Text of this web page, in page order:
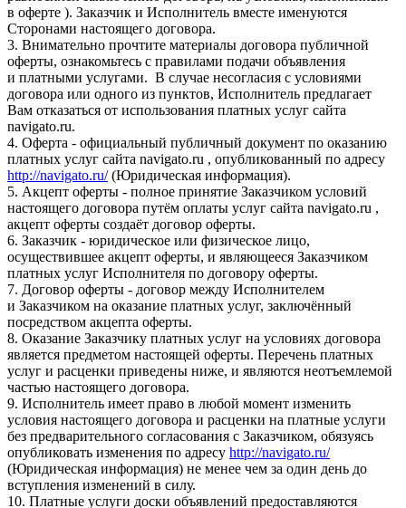
в оферте ). Заказчик и Исполнитель вместе именуются
Сторонами настоящего договора.
3. Внимательно прочтите материалы договора публичной
оферты, ознакомьтесь с правилами подачи объявления
и платными услугами. В случае несогласия с условиями
договора или одного из пунктов, Исполнитель предлагает
Вам отказаться от использования платных услуг сайта
navigato.ru.
4. Оферта - официальный публичный документ по оказанию
платных услуг сайта navigato.ru , опубликованный по адресу
http://navigato.ru/(Юридическая информация).
5. Акцепт оферты - полное принятие Заказчиком условий
настоящего договора путём оплаты услуг сайта navigato.ru ,
акцепт оферты создаёт договор оферты.
6. Заказчик - юридическое или физическое лицо,
осуществившее акцепт оферты, и являющееся Заказчиком
платных услуг Исполнителя по договору оферты.
7. Договор оферты - договор между Исполнителем
и Заказчиком на оказание платных услуг, заключённый
посредством акцепта оферты.
8. Оказание Заказчику платных услуг на условиях договора
является предметом настоящей оферты. Перечень платных
услуг и расценки приведены ниже, и являются неотъемлемой
частью настоящего договора.
9. Исполнитель имеет право в любой момент изменить
условия настоящего договора и расценки на платные услуги
без предварительного согласования с Заказчиком, обязуясь
опубликовать изменения по адресу http://navigato.ru/
(Юридическая информация) не менее чем за один день до
вступления изменений в силу.
10. Платные услуги доски объявлений предоставляются